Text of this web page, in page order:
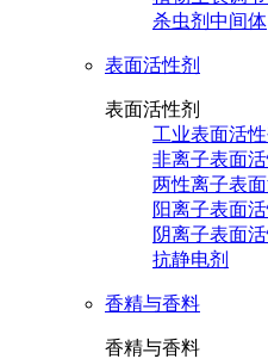
杀虫剂中间体
表面活性剂
表面活性剂
工业表面活性
非离子表面活
两性离子表面
阳离子表面活
阴离子表面活
抗静电剂
香精与香料
香精与香料